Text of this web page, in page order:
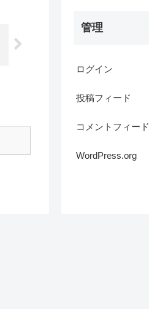
管理
ログイン
投稿フィード
コメントフィード
WordPress.org